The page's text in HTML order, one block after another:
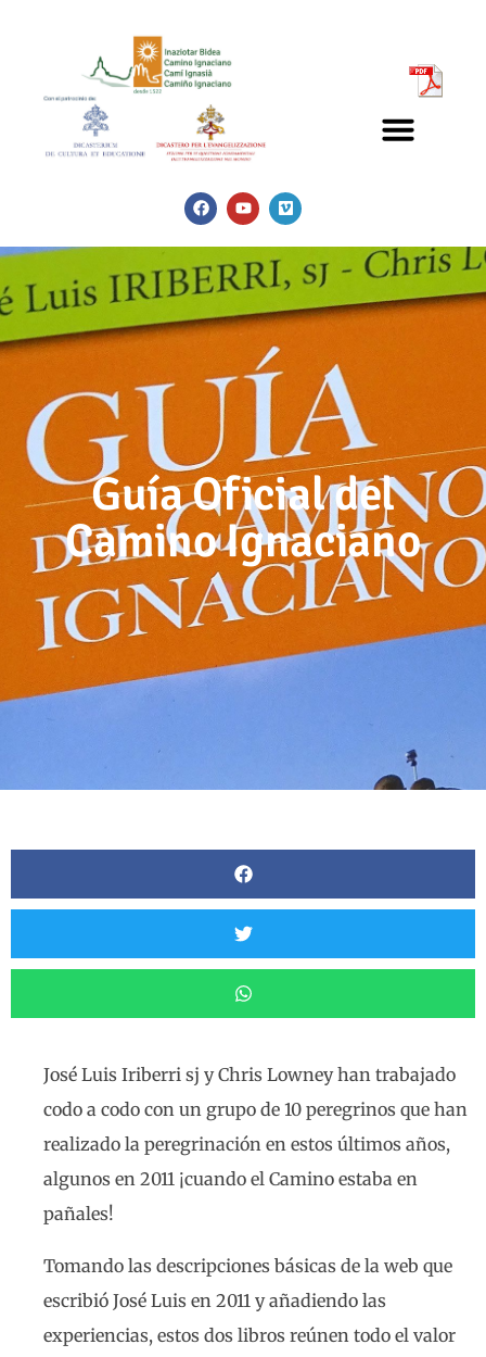
Guía Oficial del
Camino Ignaciano
José Luis Iriberri sj y Chris Lowney han trabajado
codo a codo con un grupo de 10 peregrinos que han
realizado la peregrinación en estos últimos años,
algunos en 2011 ¡cuando el Camino estaba en
pañales!
Tomando las descripciones básicas de la web que
escribió José Luis en 2011 y añadiendo las
experiencias, estos dos libros reúnen todo el valor